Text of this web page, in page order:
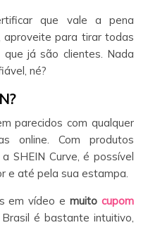
que vale a pena
aproveite para tirar todas
já são clientes. Nada
né?
parecidos com qualquer
online. Com produtos
SHEIN Curve, é possível
e até pela sua estampa.
em vídeo emuitocupom
é bastante intuitivo,